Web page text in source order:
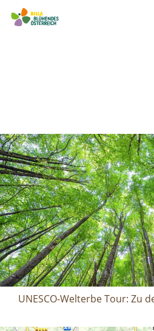
UNESCO-Welterbe Tour: Zu